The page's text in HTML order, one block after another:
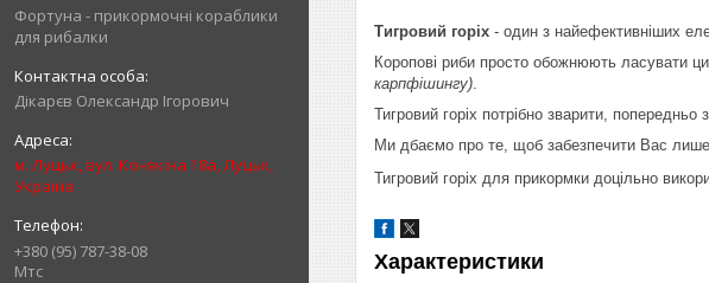
Фортуна - прикормочні кораблики
для рибалки
Дікарєв Олександр Ігорович
м. Луцьк, вул. Конякіна 18а, Луцьк,
Україна
+380 (95) 787-38-08
Мтс
Тигровий горіх - один з найефективніших
Коропові риби просто обожнюють ласувати
карпфішингу)
Тигровий горіх потрібно зварити, попередньо
Ми дбаємо про те, щоб забезпечити Вас лише
Тигровий горіх для прикормки доцільно
Характеристики